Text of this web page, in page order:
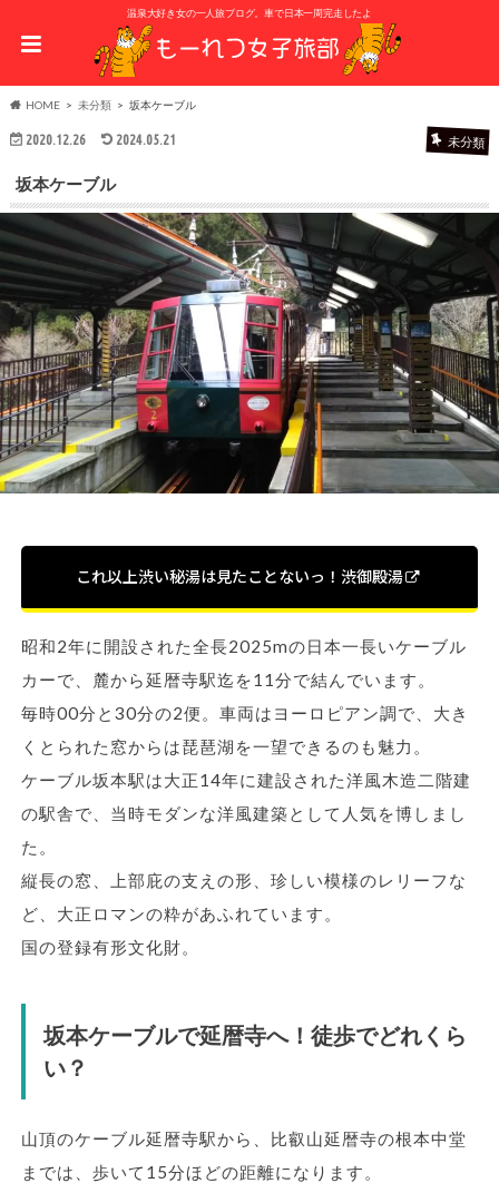
温泉大好き女の一人旅ブログ。車で日本一周完走したよ
HOME 未分類 坂本ケーブル
2020.12.26 2024.05.21 未分類
坂本ケーブル
これ以上渋い秘湯は見たことないっ！渋御殿湯
昭和2年に開設された全長2025mの日本一長いケーブル
カーで、麓から延暦寺駅迄を11分で結んでいます。
毎時00分と30分の2便。車両はヨーロピアン調で、大き
くとられた窓からは琵琶湖を一望できるのも魅力。
ケーブル坂本駅は大正14年に建設された洋風木造二階建
の駅舎で、当時モダンな洋風建築として人気を博しまし
た。
縦長の窓、上部庇の支えの形、珍しい模様のレリーフな
ど、大正ロマンの粋があふれています。
国の登録有形文化財。
坂本ケーブルで延暦寺へ！徒歩でどれくら
い？
山頂のケーブル延暦寺駅から、比叡山延暦寺の根本中堂
までは、歩いて15分ほどの距離になります。